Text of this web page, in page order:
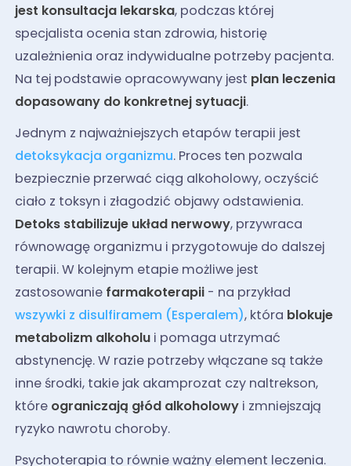
jest konsultacja lekarska, podczas której
specjalista ocenia stan zdrowia, historię
uzależnienia oraz indywidualne potrzeby pacjenta.
Na tej podstawie opracowywany jest plan leczenia
dopasowany do konkretnej sytuacji.
Jednym z najważniejszych etapów terapii jest
detoksykacja organizmu. Proces ten pozwala
bezpiecznie przerwać ciąg alkoholowy, oczyścić
ciało z toksyn i złagodzić objawy odstawienia.
Detoks stabilizuje układ nerwowy, przywraca
równowagę organizmu i przygotowuje do dalszej
terapii. W kolejnym etapie możliwe jest
zastosowanie farmakoterapii- na przykład
wszywki z disulfiramem (Esperalem), która blokuje
metabolizm alkoholui pomaga utrzymać
abstynencję. W razie potrzeby włączane są także
inne środki, takie jak akamprozat czy naltrekson,
które ograniczają głód alkoholowyi zmniejszają
ryzyko nawrotu choroby.
Psychoterapia to równie ważny element leczenia.